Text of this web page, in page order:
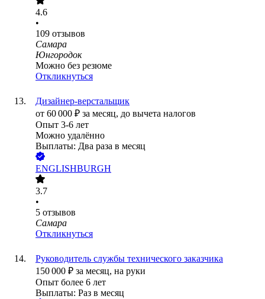
4.6
•
109 отзывов
Самара
Юнгородок
Можно без резюме
Откликнуться
Дизайнер-верстальщик
от 60 000 ₽ за месяц, до вычета налогов
Опыт 3-6 лет
Можно удалённо
Выплаты: Два раза в месяц
ENGLISHBURGH
3.7
•
5 отзывов
Самара
Откликнуться
Руководитель службы технического заказчика
150 000 ₽ за месяц, на руки
Опыт более 6 лет
Выплаты: Раз в месяц